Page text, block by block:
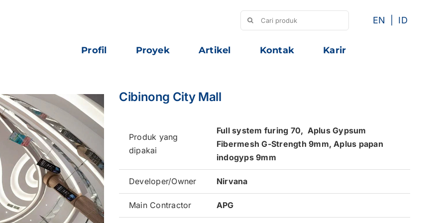
Search
for:
EN ID
Profil Proyek Artikel Kontak Karir
Cibinong City Mall
Produk yang
dipakai
Full system furing 70, Aplus Gypsum
Fibermesh G-Strength9mm, Aplus papan
indogyps 9mm
Developer/Owner Nirvana
Main Contractor APG